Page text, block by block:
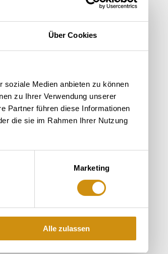
Über Cookies
soziale Medien anbieten zu können
zu Ihrer Verwendung unserer
Partner führen diese Informationen
die sie im Rahmen Ihrer Nutzung
Marketing
Alle zulassen